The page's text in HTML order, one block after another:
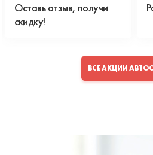
Оставь отзыв, получи
скидку!
ВСЕ АКЦИИ